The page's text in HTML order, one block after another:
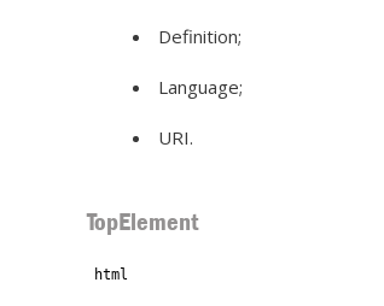
Definition;
Language;
URI.
TopElement
html